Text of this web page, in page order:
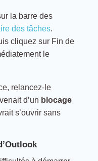
la barre des
des tâches.
cliquez sur Fin de
le
relancez-le
d’un blocage
s’ouvrir sans